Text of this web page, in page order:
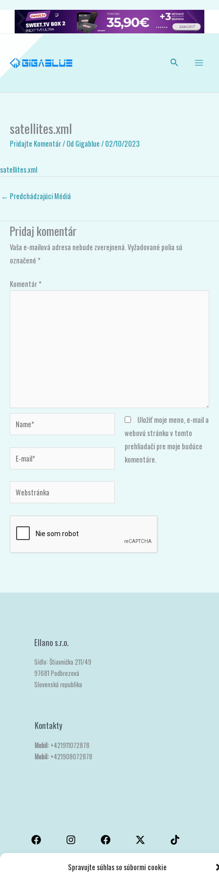
Spravujte súhlas so súbormi cookie
Preskočiť
Hľadať
satellites.xml
Pridajte Komentár/ Od Gigablue/02/10/2023
satellites.xml
← Predchádzajúci Médiá
Pridaj komentár
Vaša e-mailová adresa nebude zverejnená.Vyžadované polia sú
označené *
Komentár*
Name*
mail*
Webstránka
Uložiť moje meno, e-mail a
webovú stránku v tomto
prehliadači pre moje budúce
komentáre.
Ellano s.r.o.
Sídlo: Štiavnička 211/49
97681 Podbrezová
Slovenská republika
Kontakty
Mobil: +421911072878
Mobil: +421908072878